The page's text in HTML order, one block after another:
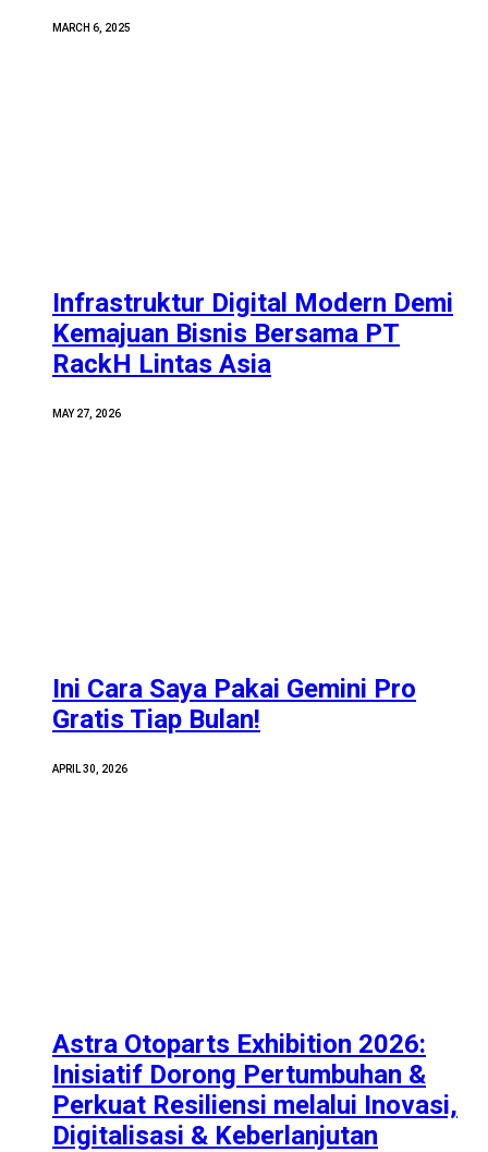
MARCH 6, 2025
Infrastruktur Digital Modern Demi
Kemajuan Bisnis Bersama PT
RackH Lintas Asia
MAY 27, 2026
Ini Cara Saya Pakai Gemini Pro
Gratis Tiap Bulan!
APRIL 30, 2026
Astra Otoparts Exhibition 2026:
Inisiatif Dorong Pertumbuhan &
Perkuat Resiliensi melalui Inovasi,
Digitalisasi & Keberlanjutan